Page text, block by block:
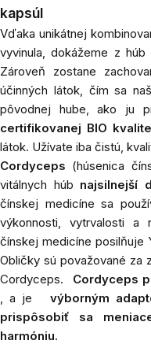
kapsúl
Vďaka unikátnej
vyvinula, dokážeme z
Zároveň zostane
účinných látok, čím sa
pôvodnej hube, ako ju
certifikovanej BIO kvalite
látok. Užívate iba čistú,
Cordyceps (húsenica
vitálnych húb najsilnejší
čínskej medicíne sa
výkonnosti, vytrvalosti a
čínskej medicíne posilňuje
Obličky sú považované za
Cordyceps.
Cordyceps
, a je
výborným
prispôsobiť sa
harmóniu.